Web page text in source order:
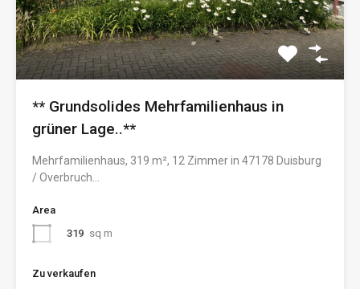
** Grundsolides Mehrfamilienhaus in
grüner Lage..**
Mehrfamilienhaus, 319 m², 12 Zimmer in 47178 Duisburg
/ Overbruch…
Area
319 sq m
Zu verkaufen